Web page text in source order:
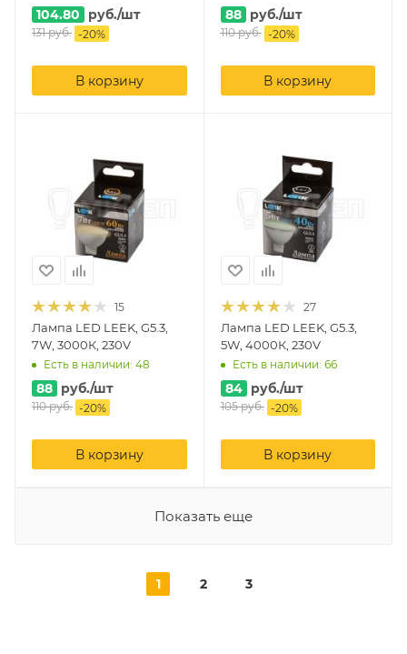
104.80 руб./шт
131руб. -20%
В корзину
88 руб./шт
110руб. -20%
В корзину
15
Лампа LED LEEK, G5.3,
7W, 3000К, 230V
Есть в наличии: 48
88 руб./шт
110руб. -20%
В корзину
27
Лампа LED LEEK, G5.3,
5W, 4000К, 230V
Есть в наличии: 66
84 руб./шт
105руб. -20%
В корзину
Показать еще
1 2 3